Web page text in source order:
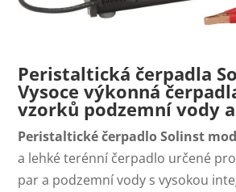
Peristaltická čerpadla
Vysoce výkonná
vzorků podzemní vody
Peristaltické čerpadlo Solinst
a lehké terénní čerpadlo určené
par a podzemní vody s vysokou